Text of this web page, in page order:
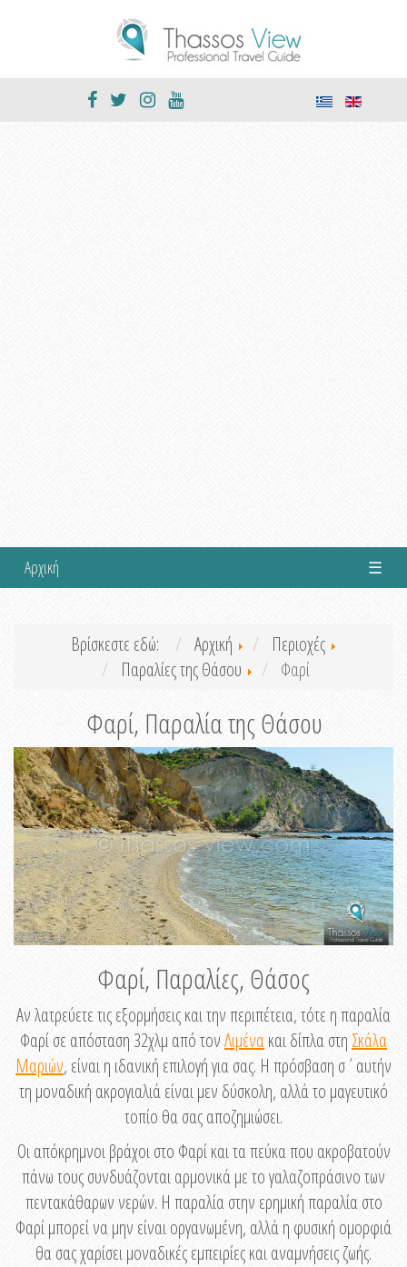
Αρχική ☰
Βρίσκεστε εδώ: Αρχική
Περιοχές
Παραλίες της Θάσου
Φαρί
Φαρί, Παραλία της Θάσου
Φαρί, Παραλίες, Θάσος
Αν λατρεύετε τις εξορμήσεις και την περιπέτεια, τότε η παραλία
Φαρί σε απόσταση 32χλμ από τονΛιμένακαι δίπλα στη Σκάλα
Μαριών, είναι η ιδανική επιλογή για σας. Η πρόσβαση σ΄αυτήν
τη μοναδική ακρογιαλιά είναι μεν δύσκολη, αλλά το μαγευτικό
τοπίο θα σας αποζημιώσει.
Οι απόκρημνοι βράχοι στο Φαρί και τα πεύκα που ακροβατούν
πάνω τους συνδυάζονται αρμονικά με το γαλαζοπράσινο των
πεντακάθαρων νερών. Η παραλία στην ερημική παραλία στο
Φαρί μπορεί να μην είναι οργανωμένη, αλλά η φυσική ομορφιά
θα σας χαρίσει μοναδικές εμπειρίες και αναμνήσεις ζωής.